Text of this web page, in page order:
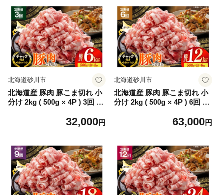
パールライス
北海道砂川市
北海道産 豚肉 豚こま切れ 小
分け 2kg ( 500g × 4P ) 3回 定
海道 砂川市 12260976 ] 小間
32,000円
北海道砂川市
北海道産 豚肉 豚こま切れ 小
分け 2kg ( 500g × 4P ) 6回 定
北海道 砂川市 12260977 ] 小
63,000円